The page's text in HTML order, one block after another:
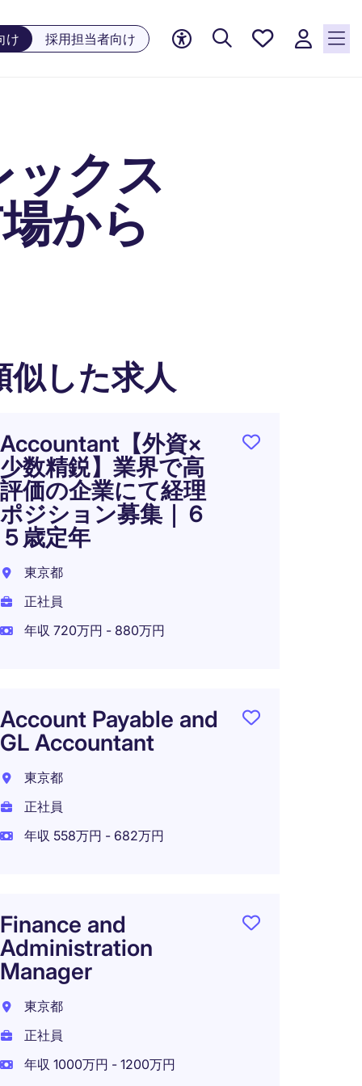
け 採用担当者向け
お気に
ックス
から
似した求人
Accountant【外資×
少数精鋭】業界で高
評価の企業にて経理
ポジション募集｜６
５歳定年
東京都
正社員
年収 720万円 - 880万円
Account Payable and
GL Accountant
東京都
正社員
年収 558万円 - 682万円
Finance and
Administration
Manager
東京都
正社員
年収 1000万円 - 1200万円